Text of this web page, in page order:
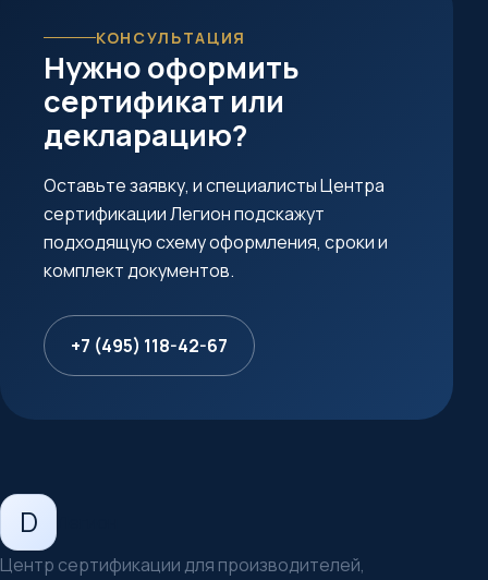
КОНСУЛЬТАЦИЯ
Нужно оформить
сертификат или
декларацию?
Оставьте заявку, и специалисты Центра
сертификации Легион подскажут
подходящую схему оформления, сроки и
комплект документов.
+7 (495) 118-42-67
D
Центр сертификации для производителей,